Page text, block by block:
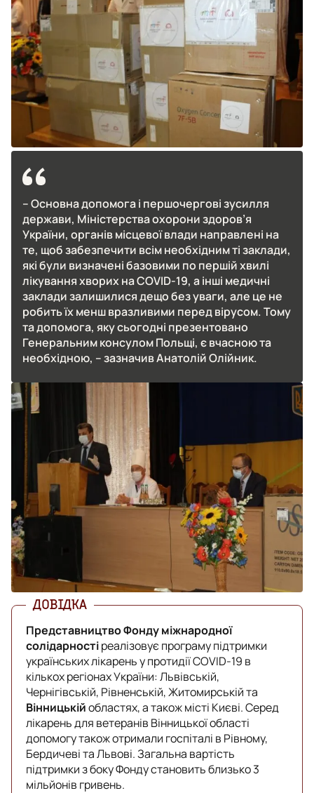
– Основна допомога і першочергові зусилля
держави, Міністерства охорони здоров’я
України, органів місцевої влади направлені на
те, щоб забезпечити всім необхідним ті заклади,
які були визначені базовими по першій хвилі
лікування хворих на COVID-19, а інші медичні
заклади залишилися дещо без уваги, але це не
робить їх менш вразливими перед вірусом. Тому
та допомога, яку сьогодні презентовано
Генеральним консулом Польщі, є вчасною та
необхідною, – зазначив Анатолій Олійник.
Представництво Фонду міжнародної
солідарностіреалізовує програму підтримки
українських лікарень у протидії COVID-19 в
кількох регіонах України: Львівській,
Чернігівській, Рівненській, Житомирській та
Вінницькійобластях, а також місті Києві. Серед
лікарень для ветеранів Вінницької області
допомогу також отримали госпіталі в Рівному,
Бердичеві та Львові. Загальна вартість
підтримки з боку Фонду становить близько 3
мільйонів гривень.